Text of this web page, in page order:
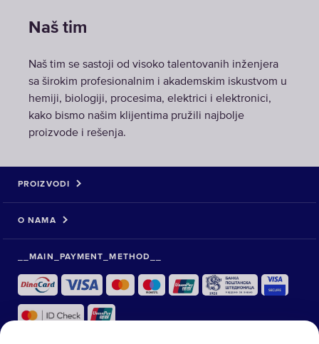
Naš tim
Naš tim se sastoji od visoko talentovanih inženjera
sa širokim profesionalnim i akademskim iskustvom u
hemiji, biologiji, procesima, elektrici i elektronici,
kako bismo našim klijentima pružili najbolje
proizvode i rešenja.
PROIZVODI
O NAMA
__MAIN_PAYMENT_METHOD__